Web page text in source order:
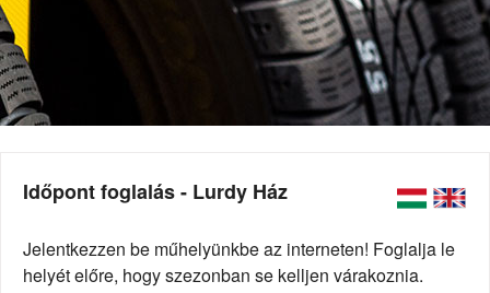
Időpont foglalás - Lurdy Ház
Jelentkezzen be műhelyünkbe az interneten! Foglalja le
helyét előre, hogy szezonban se kelljen várakoznia.